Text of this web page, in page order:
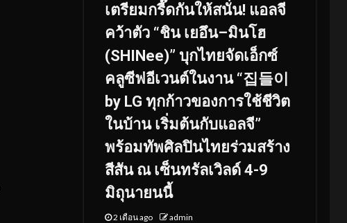
เตรียมกรี๊ดกันให้สนั่น! แอลจี
คว้าตัว “ชิน เยอึน–มินโฮ
(SHINee)” บุกไทยจัดเอ็กซ์
คลูซีฟอีเวนต์ในงาน “집들이
by LG ทุกก้าวของการใช้ชีวิต
ในบ้าน เริ่มต้นกับแอลจี”
พร้อมทัพศิลปินไทยร่วมสร้าง
สีสัน ณ เซ็นทรัลเวิลด์ 4-9
มิถุนายนนี้
2 เดือน ago admin